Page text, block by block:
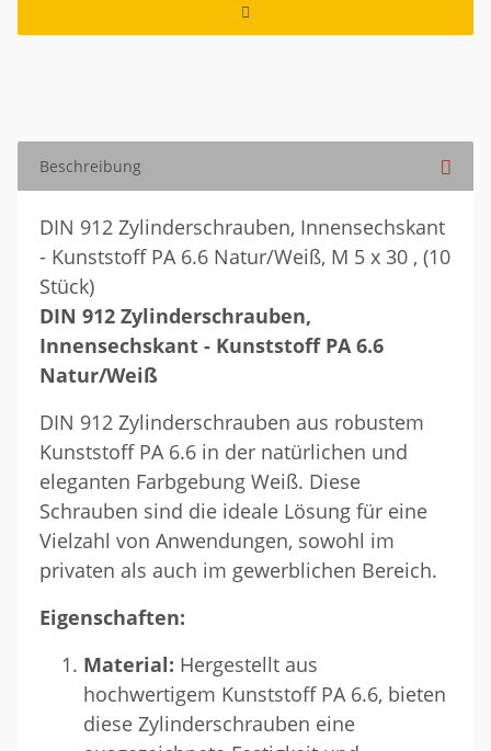
Beschreibung
DIN 912 Zylinderschrauben, Innensechskant
- Kunststoff PA 6.6 Natur/Weiß, M 5 x 30 , (10
Stück)
DIN 912 Zylinderschrauben,
Innensechskant - Kunststoff PA 6.6
Natur/Weiß
DIN 912 Zylinderschrauben aus robustem
Kunststoff PA 6.6 in der natürlichen und
eleganten Farbgebung Weiß. Diese
Schrauben sind die ideale Lösung für eine
Vielzahl von Anwendungen, sowohl im
privaten als auch im gewerblichen Bereich.
Eigenschaften:
Material: Hergestellt aus
hochwertigem Kunststoff PA 6.6, bieten
diese Zylinderschrauben eine